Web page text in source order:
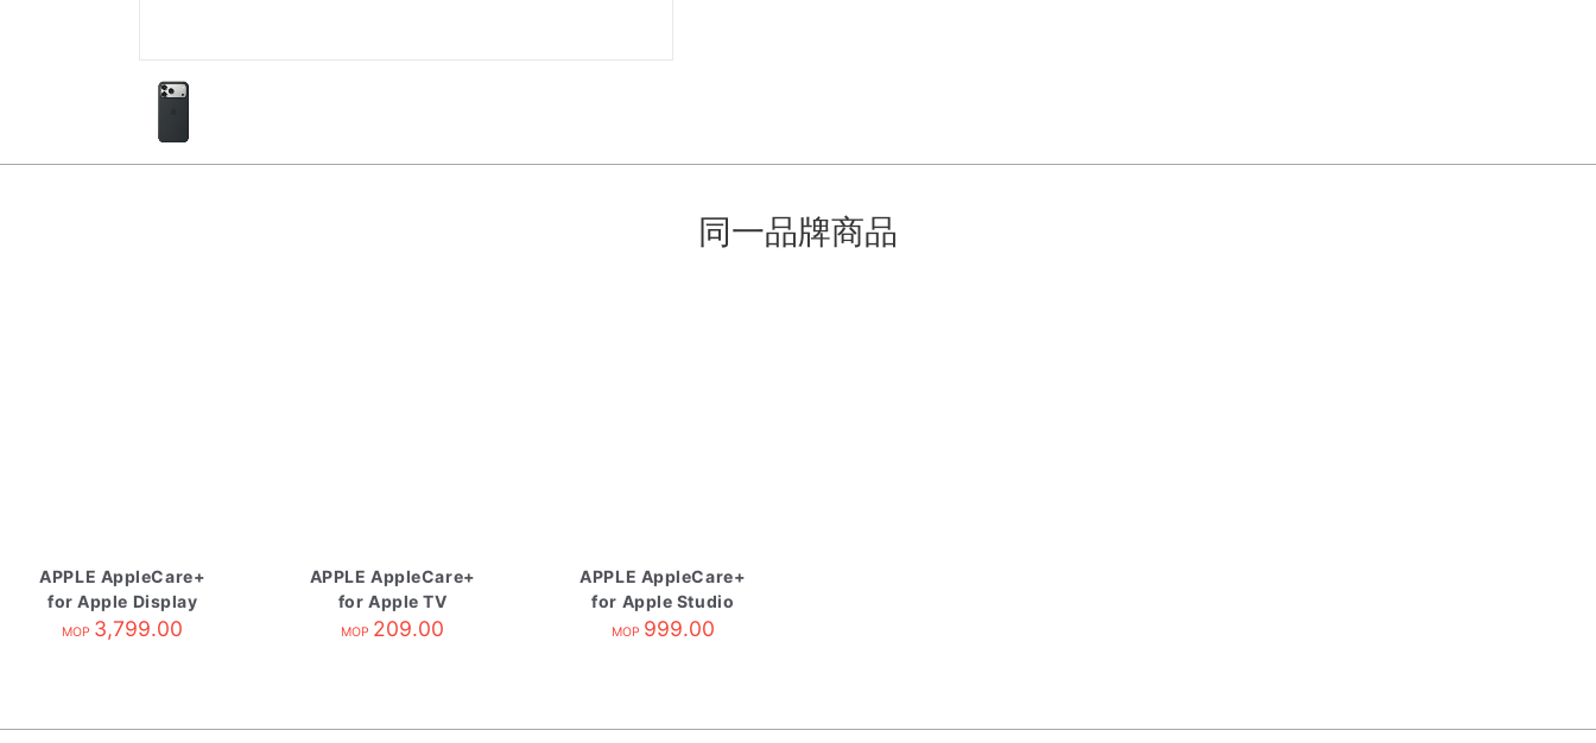
同一品牌商品
APPLE AppleCare+
for Apple Display
MOP 3,799.00
APPLE AppleCare+
for Apple TV
MOP 209.00
APPLE AppleCare+
for Apple Studio
Display
MOP 999.00